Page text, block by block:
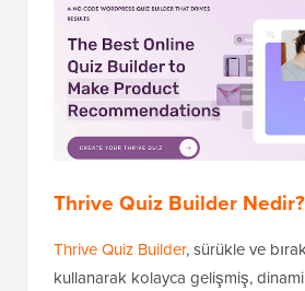
Thrive Quiz Builder Nedir?
Thrive Quiz Builder, sürükle ve
kullanarak kolayca gelişmiş,